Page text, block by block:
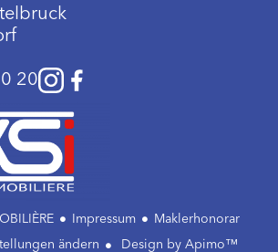
20
Impressum
Maklerhonorar
ändern
Design by Apimo™